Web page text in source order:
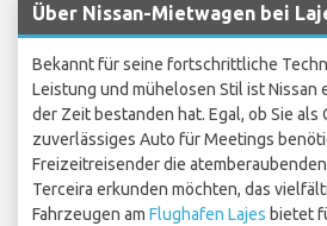
Über Nissan-Mietwagen bei
Bekannt für seine fortschrittliche
Leistung und mühelosen Stil ist Nissan
der Zeit bestanden hat. Egal, ob Sie
zuverlässiges Auto für Meetings
Freizeitreisender die
Terceira erkunden möchten, das
Fahrzeugen am Flughafen Lajes bietet